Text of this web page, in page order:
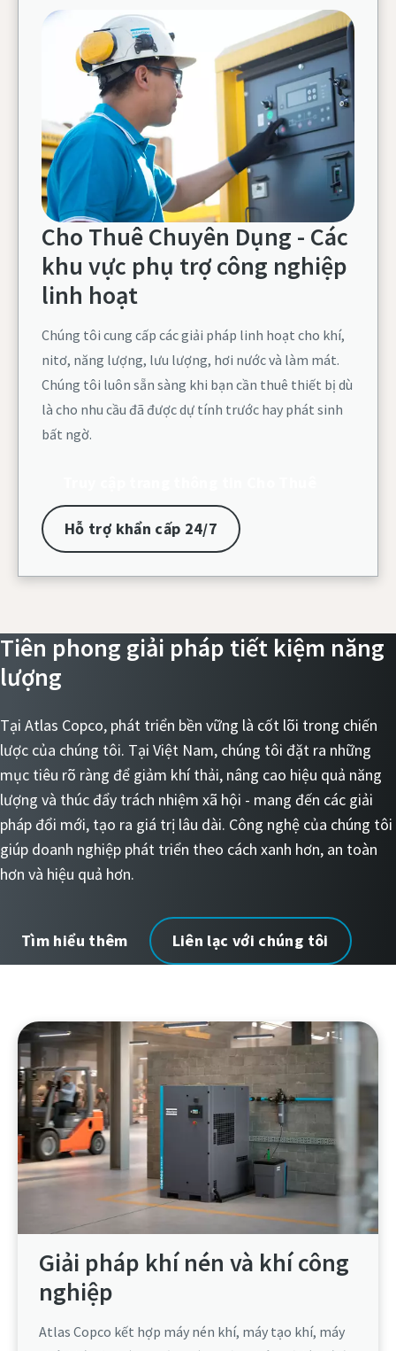
Cho Thuê Chuyên Dụng - Các
khu vực phụ trợ công nghiệp
linh hoạt
Chúng tôi cung cấp các giải pháp linh hoạt cho khí,
nitơ, năng lượng, lưu lượng, hơi nước và làm mát.
Chúng tôi luôn sẵn sàng khi bạn cần thuê thiết bị dù
là cho nhu cầu đã được dự tính trước hay phát sinh
bất ngờ.
Hỗ trợ khẩn cấp 24/7
Tiên phong giải pháp tiết kiệm năng
lượng​
Tại Atlas Copco, phát triển bền vững là cốt lõi trong chiến
lược của chúng tôi. Tại Việt Nam, chúng tôi đặt ra những
mục tiêu rõ ràng để giảm khí thải, nâng cao hiệu quả năng
lượng và thúc đẩy trách nhiệm xã hội - mang đến các giải
pháp đổi mới, tạo ra giá trị lâu dài. Công nghệ của chúng tôi
giúp doanh nghiệp phát triển theo cách xanh hơn, an toàn
hơn và hiệu quả hơn.​
Tìm hiểu thêm Liên lạc với chúng tôi
Giải pháp khí nén và khí công
nghiệp
Atlas Copco kết hợp máy nén khí, máy tạo khí, máy